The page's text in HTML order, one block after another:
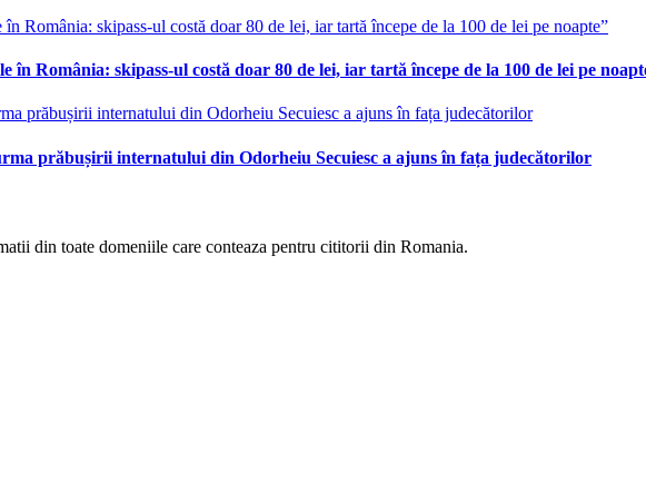
în România: skipass-ul costă doar 80 de lei, iar tartă începe de la 100 de lei pe
prăbușirii internatului din Odorheiu Secuiesc a ajuns în fața judecătorilor
din toate domeniile care conteaza pentru cititorii din Romania.